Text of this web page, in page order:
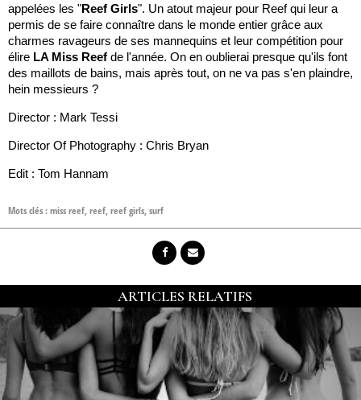
appelées les "Reef Girls". Un atout majeur pour Reef qui leur a
permis de se faire connaître dans le monde entier grâce aux
charmes ravageurs de ses mannequins et leur compétition pour
élire LA Miss Reef de l'année. On en oublierai presque qu'ils font
des maillots de bains, mais après tout, on ne va pas s'en plaindre,
hein messieurs ?
Director : Mark Tessi
Director Of Photography : Chris Bryan
Edit : Tom Hannam
Mots clés :miss reef,reef,reef girls,surf
ARTICLES RELATIFS